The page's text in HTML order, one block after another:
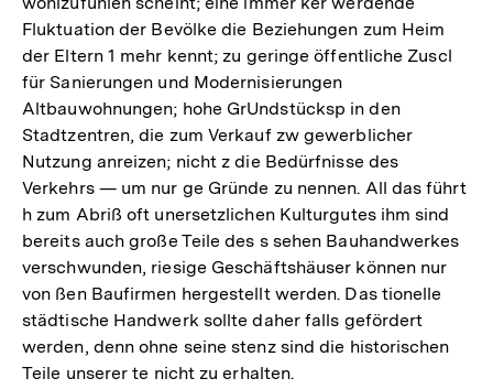
Fluktuation der Bevölke die Beziehungen zum Heim
der Eltern 1 mehr kennt; zu geringe öffentliche Zuscl
für Sanierungen und Modernisierungen
Altbauwohnungen; hohe GrUndstücksp in den
Stadtzentren, die zum Verkauf zw gewerblicher
Nutzung anreizen; nicht z die Bedürfnisse des
Verkehrs — um nur ge Gründe zu nennen. All das führt
h zum Abriß oft unersetzlichen Kulturgutes ihm sind
bereits auch große Teile des s sehen Bauhandwerkes
verschwunden, riesige Geschäftshäuser können nur
von ßen Baufirmen hergestellt werden. Das tionelle
städtische Handwerk sollte daher falls gefördert
werden, denn ohne seine stenz sind die historischen
Teile unserer te nicht zu erhalten.